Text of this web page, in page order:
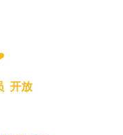
开放